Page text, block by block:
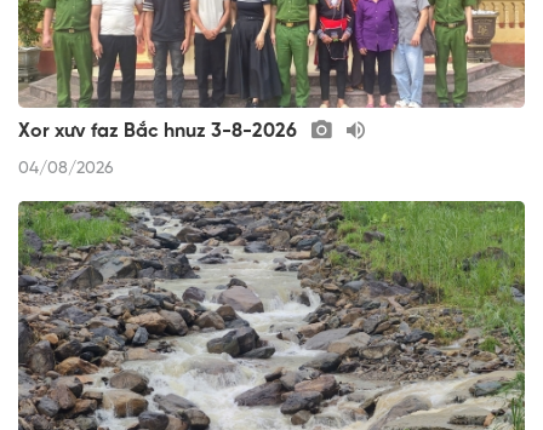
Xor xưv faz Bắc hnuz 3-8-2026
04/08/2026